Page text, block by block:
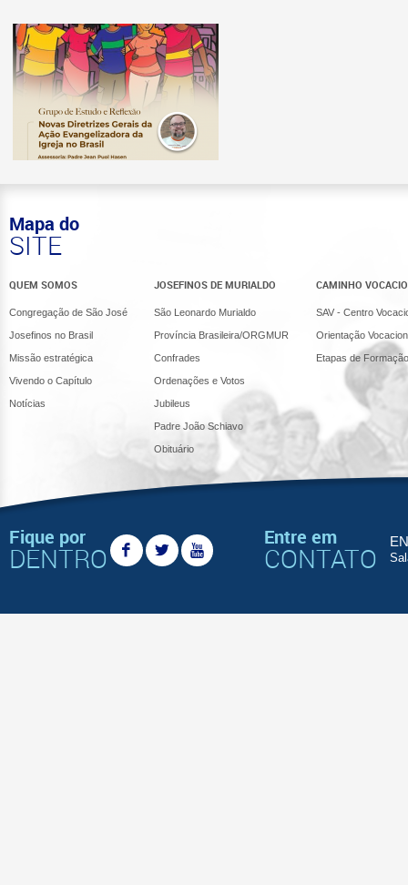
Mapa do
SITE
QUEM SOMOS
Congregação de São José
Josefinos no Brasil
Missão estratégica
Vivendo o Capítulo
Notícias
JOSEFINOS DE MURIALDO
São Leonardo Murialdo
Província Brasileira/ORGMUR
Confrades
Ordenações e Votos
Jubileus
Padre João Schiavo
Obituário
CAMINHO
SAV - Centro
Orientação
Etapas de Formação
Fique por
DENTRO
Entre em
CONTATO